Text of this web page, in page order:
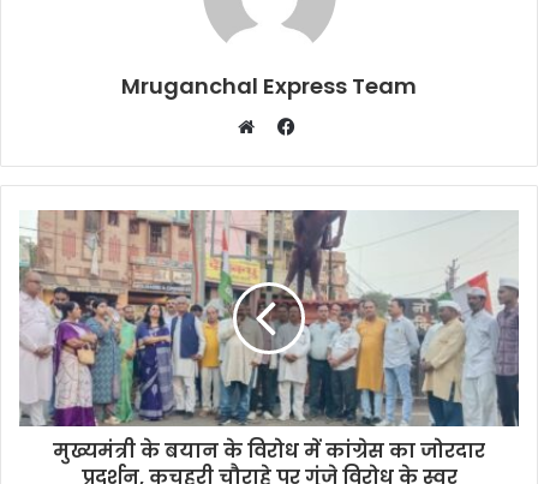
Mruganchal Express Team
Facebook
मुख्यमंत्री के बयान के विरोध में कांग्रेस का जोरदार
प्रदर्शन, कचहरी चौराहे पर गूंजे विरोध के स्वर